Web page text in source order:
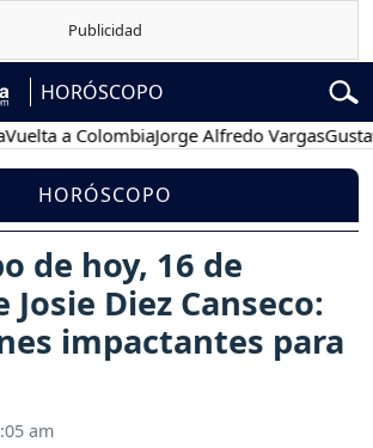
HORÓSCOPO
ColombiaJorge Alfredo VargasGustavo
HORÓSCOPO
de hoy, 16 de
Josie Diez Canseco:
impactantes para
am